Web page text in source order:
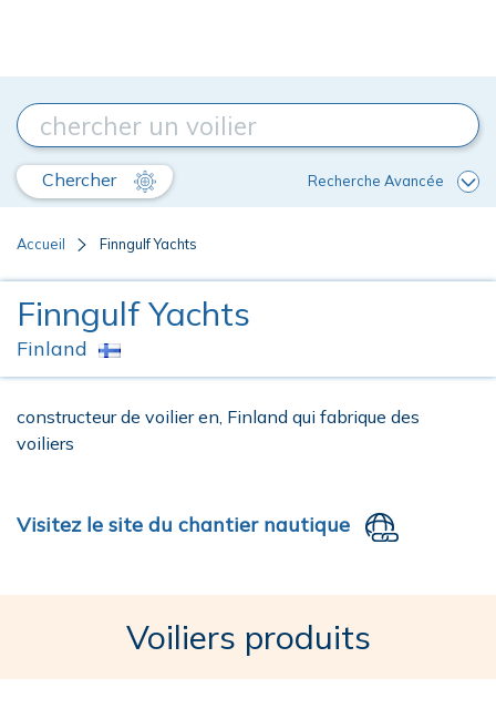
Chercher Recherche Avancée
Accueil Finngulf Yachts
Finngulf Yachts
Finland
constructeur de voilier en, Finland qui fabrique des
voiliers
Visitez le site du chantier nautique
Voiliers produits